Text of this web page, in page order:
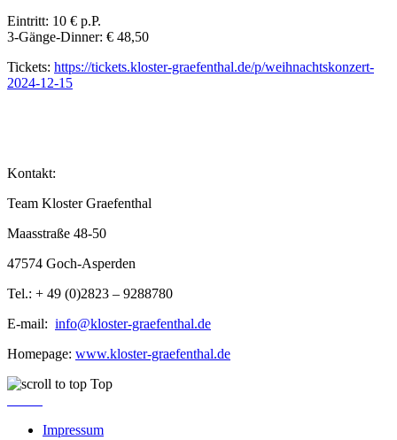
Eintritt: 10 € p.P.
3-Gänge-Dinner: € 48,50
Tickets: https://tickets.kloster-graefenthal.de/p/weihnachtskonzert-
2024-12-15
Kontakt:
Team Kloster Graefenthal
Maasstraße 48-50
47574 Goch-Asperden
Tel.: + 49 (0)2823 – 9288780
E-mail: info@kloster-graefenthal.de
Homepage: www.kloster-graefenthal.de
Top
Impressum